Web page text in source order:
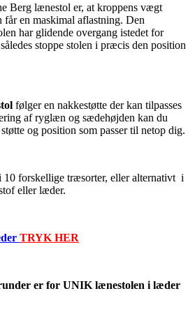
Berg lænestol er, at kroppens vægt
får en maskimal aflastning. Den
har glidende overgang istedet for
stoppe stolen i præcis den position
følger en nakkestøtte der kan tilpasses
af ryglæn og sædehøjden kan du
og position som passer til netop dig.
10 forskellige træsorter, eller alternativt i
eller læder.
TRYK HER
er for UNIK lænestolen i læder